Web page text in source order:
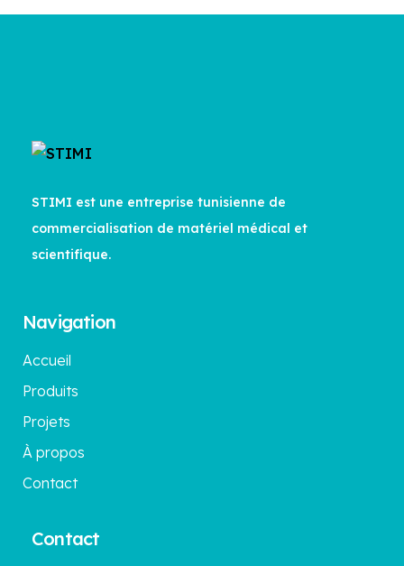
STIMI est une entreprise tunisienne de
commercialisation de matériel médical et
scientifique.
Navigation
Accueil
Produits
Projets
À propos
Contact
Contact